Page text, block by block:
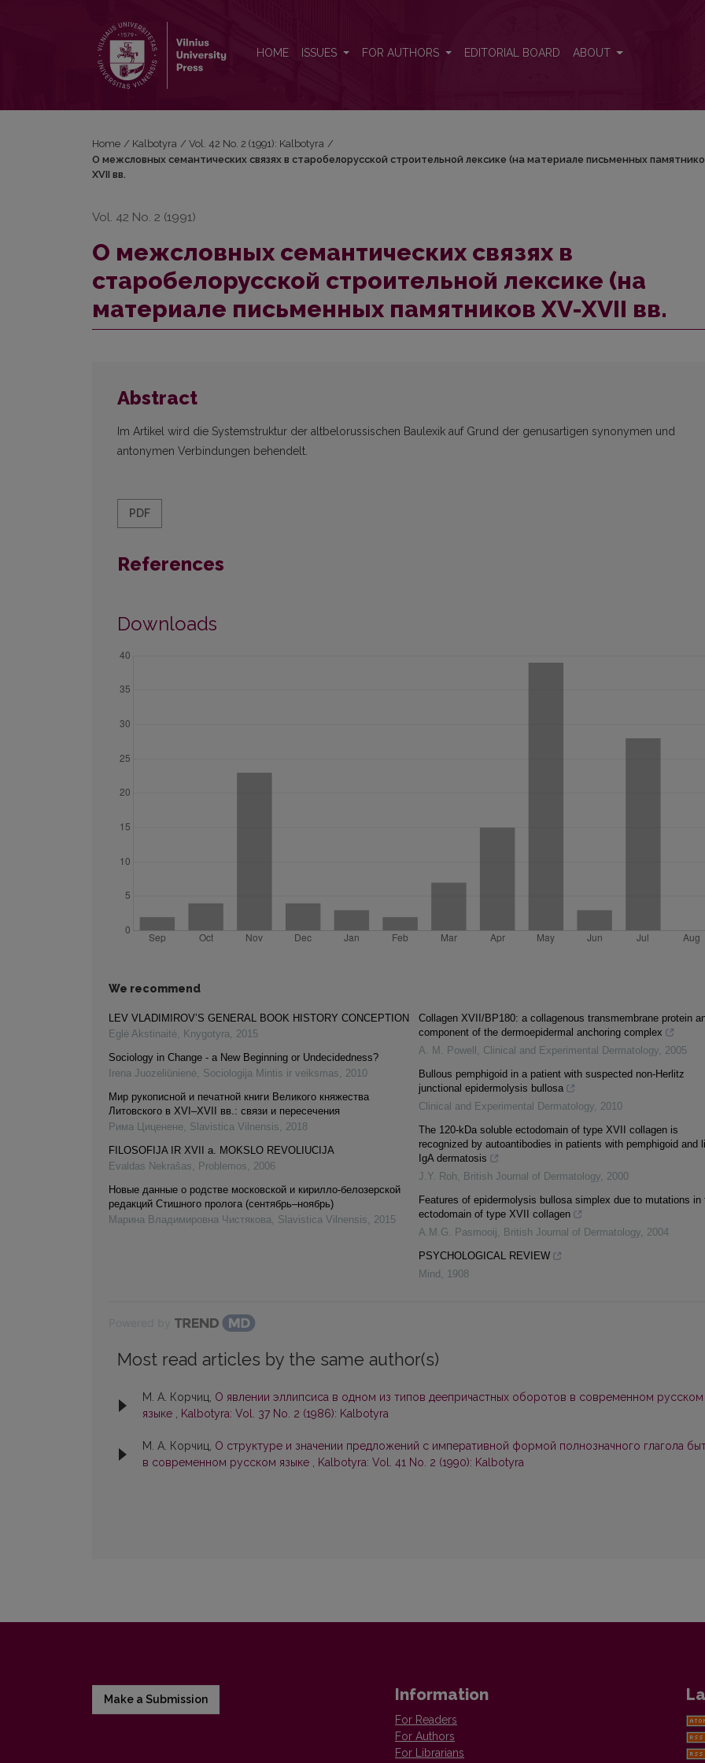
HOME ISSUES FOR AUTHORS EDITORIAL BOARD ABOUT
Home / Kalbotyra / Vol. 42 No. 2 (1991): Kalbotyra /
О межсловных семантических связях в старобелорусской строительной лексике (на материале письмeнных
XVII вв.
Vol. 42 No. 2 (1991)
О межсловных семантических связях в
старобелорусской строительной лексике (на
материале письмeнных памятников XV-XVII вв.
Abstract
Im Artikel wird die Systemstruktur der altbelorussischen Baulexik auf Grund der genusartigen synonymen und
antonymen Verbindungen behendelt.
PDF
References
Downloads
We recommend
LEV VLADIMIROV’S GENERAL BOOK HISTORY CONCEPTION
Eglė Akstinaitė, Knygotyra, 2015
Sociology in Change - a New Beginning or Undecidedness?
Irena Juozeliūnienė, Sociologija Mintis ir veiksmas, 2010
Мир рукописной и печатной книги Великого княжества
Литовского в XVI–XVII вв.: связи и пересечения
Рима Циценене, Slavistica Vilnensis, 2018
FILOSOFIJA IR XVII a. MOKSLO REVOLIUCIJA
Evaldas Nekrašas, Problemos, 2006
Новые данные о родстве московской и кирилло-белозерской
редакций Стишного пролога (сентябрь–ноябрь)
Марина Владимировна Чистякова, Slavistica Vilnensis, 2015
Collagen XVII/BP180: a collagenous transmembrane protein
component of the dermoepidermal anchoring complex
A. M. Powell , Clinical and Experimental Dermatology, 2005
Bullous pemphigoid in a patient with suspected non‐Herlitz
junctional epidermolysis bullosa
Clinical and Experimental Dermatology, 2010
The 120‐kDa soluble ectodomain of type XVII collagen is
recognized by autoantibodies in patients with pemphigoid and
IgA dermatosis
J.Y. Roh, British Journal of Dermatology, 2000
Features of epidermolysis bullosa simplex due to mutations in
ectodomain of type XVII collagen
A.M.G. Pasmooij, British Journal of Dermatology, 2004
PSYCHOLOGICAL REVIEW
Mind , 1908
Most read articles by the same author(s)
М. А. Корчиц, О явлении эллипсиса в одном из типов деепричастных оборотов в современном русском
языке , Kalbotyra: Vol. 37 No. 2 (1986): Kalbotyra
М. А. Корчиц, О cтpyктype и значении предложений с императивной формой полнозначного глагола
в современном русском языке , Kalbotyra: Vol. 41 No. 2 (1990): Kalbotyra
Make a Submission Information
For Readers
For Authors
For Librarians